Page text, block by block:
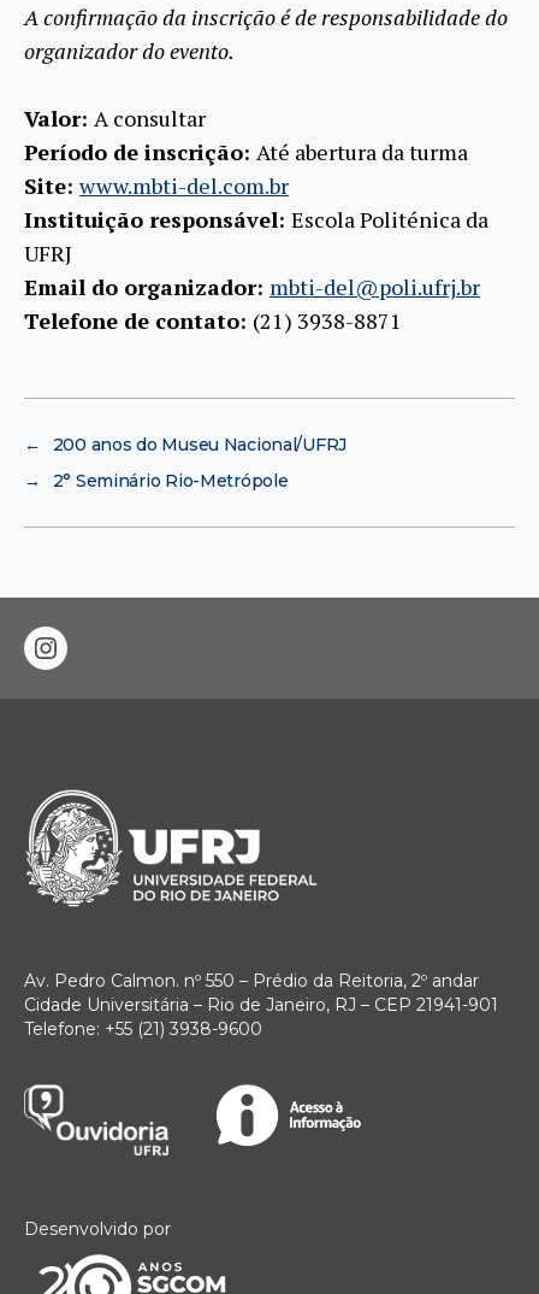
A confirmação da inscrição é de responsabilidade do
organizador do evento.
Valor: A consultar
Período de inscrição: Até abertura da turma
Site:www.mbti-del.com.br
Instituição responsável: Escola Politénica da
UFRJ
Email do organizador: mbti-del@poli.ufrj.br
Telefone de contato: (21) 3938-8871
←
200 anos do Museu Nacional/UFRJ
→
2° Seminário Rio-Metrópole
instagram
Av. Pedro Calmon. nº 550 – Prédio da Reitoria, 2º andar
Cidade Universitária – Rio de Janeiro, RJ – CEP 21941-901
Telefone: +55 (21) 3938-9600
Desenvolvido por